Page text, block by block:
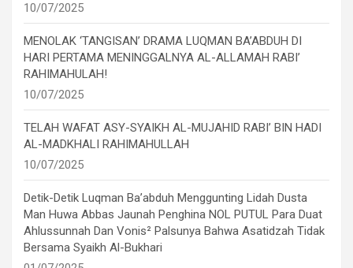
10/07/2025
MENOLAK ‘TANGISAN’ DRAMA LUQMAN BA’ABDUH DI
HARI PERTAMA MENINGGALNYA AL-ALLAMAH RABI’
RAHIMAHULAH!
10/07/2025
TELAH WAFAT ASY-SYAIKH AL-MUJAHID RABI’ BIN HADI
AL-MADKHALI RAHIMAHULLAH
10/07/2025
Detik-Detik Luqman Ba’abduh Menggunting Lidah Dusta
Man Huwa Abbas Jaunah Penghina NOL PUTUL Para Duat
Ahlussunnah Dan Vonis² Palsunya Bahwa Asatidzah Tidak
Bersama Syaikh Al-Bukhari